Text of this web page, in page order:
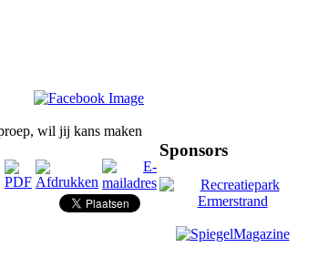
wil jij kans maken
Sponsors